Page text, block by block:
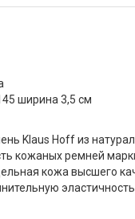
ширина 3,5 см
Klaus Hoff из
кожаных ремней
кожа высшего